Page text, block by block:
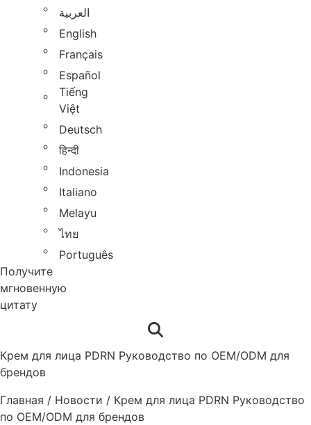
العربية
English
Français
Español
Tiếng
Việt
Deutsch
हिन्दी
Indonesia
Italiano
Melayu
ไทย
Português
Получите
мгновенную
цитату
Крем для лица PDRN Руководство по OEM/ODM для
брендов
Главная / Новости / Крем для лица PDRN Руководство
по OEM/ODM для брендов